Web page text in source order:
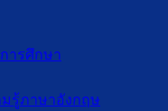
ารศึกษา
รู้ภาษาอังกฤษ